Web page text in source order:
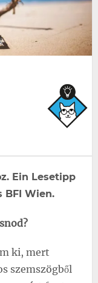
Ein Lesetipp
BFI Wien.
ki, mert
szemszögből